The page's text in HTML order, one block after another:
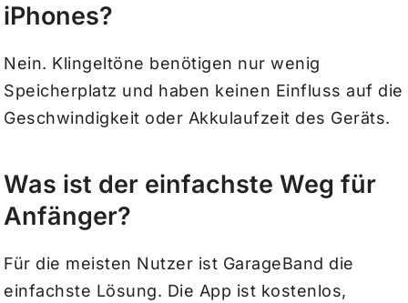
iPhones?
Nein. Klingeltöne benötigen nur wenig
Speicherplatz und haben keinen Einfluss auf die
Geschwindigkeit oder Akkulaufzeit des Geräts.
Was ist der einfachste Weg für
Anfänger?
Für die meisten Nutzer ist GarageBand die
einfachste Lösung. Die App ist kostenlos,